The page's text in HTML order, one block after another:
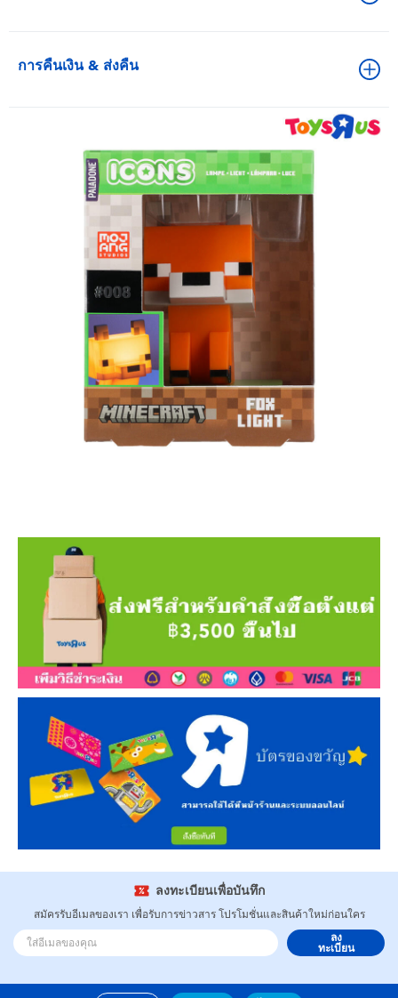
การคืนเงิน & ส่งคืน
ลงทะเบียนเพื่อบันทึก
สมัครรับอีเมลของเรา เพื่อรับการข่าวสาร โปรโมชั่นและสินค้าใหม่ก่อนใคร
ลง
ทะเบียน